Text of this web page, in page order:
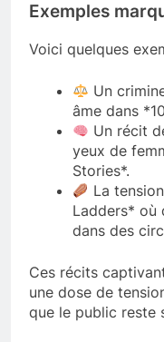
Exemples
Voici quelques
Un
âme dans
Un récit
yeux de
Stories*.
La
Ladders* où
dans des
Ces récits
une dose de
que le public reste